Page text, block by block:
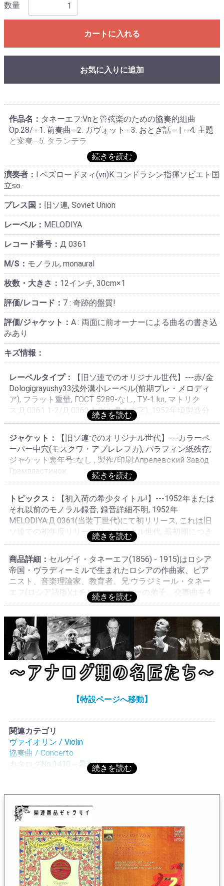
数量
カートに入れる
お気に入りに追加
作品名： タネーエフ:Vnと管弦楽のための協奏的組曲
Op.28/--1. 前奏曲--2. ガヴォット--3. おとぎ話-- | --4. 主題
と変奏--5. タランテラ
演奏者： I.ベズロードヌィ(vn)K.コンドラシン指揮ソビエト国
立so.
プレス国： 旧ソ連, Soviet Union
レーベル： MELODIYA
レコード番号： Д 0361
M/S： モノラル, monaural
枚数・大きさ： 12インチ, 30cm×1
評価/レコード： 7 : 奇跡的盤質!
評価/ジャケット： A : 両面に前オーナーによる曲名の書き込
みあり
キズ情報：
レーベルタイプ：
【旧ソ連でのオリジナル世代】---赤/金
Dologigrayushy33浅外溝小レーベル(前期プレ・メロディ
ア), フラット重量, ГОСТ 5289-なし, TУ-1 kл, マトリク
ス:Д 0361 1-2/Д 0362 1-2(手書き文字), 1952年頃製造分
(最古), モスクワ・アプレレフカ「Aprelevsky」アプリラ
フスキー工場製作
ジャケット：
【旧ソ連でのオリジナル世代】---カラーペ
ーパー中穴(モスクワ・アプレレフカ), パラフィン紙残存,
ジャケット裏年号:.なし , 製作/印刷:Апрелевский Завод
Грампластинок
トピックス：
【初入荷の希少タイトル!】---1952年または
それ以前のモノラル録音, 録音詳細不明, 1952年
MELODIYA:Д 0361(当装丁世代)にて初リリース, これは旧
ソ連での初年度リリース分オリジナル世代, 最初期につき
針の相性が発生する(ステレオ針が合う), 旧ソ連での初録
音!初入荷の希少タイトル!
商品詳細： セルゲイ・タネーエフ(1856) - 1915)はロシア
帝国・ヴラディーミルで生まれたロシアの作曲家、ピア
ニスト、音楽理論家、教育者。兄:ウラジミール・タネー
エフ(ロシア語版)はチャイコフスキーの弟子。交響曲を4
曲、弦楽四重奏曲を7曲など幅広い作品を残した。1878
年よりモスクワ音楽院で教鞭を執り、和声および楽器法
を担当した。1881年に教授に昇格し、亡くなったニコラ
イ・ルビンシテインの跡を継いでピアノ科教授も受け持
った。そして1885年から1889年までの4年間、音楽院院
長も務めた。トルストイと親交があった。作風はチャイ
コフスキー同様保守的であるが、叙情性よりも構築性を
重んじ、対位法を多く駆使しており、「ドイツ的」と称
作品「ヴァイオリンと管弦楽のための協奏的組曲
な作品。ソナタ形式の楽章をあえて避け、色彩豊かでロ
マンティックな作風で楽曲は全5楽章。1956年ダヴィッ
ド・オイストラフがニコライ・マルコ/フィルハーモニア
o.とロンドンでモノラル録音している。この録音は1952
年頃と古く、世界初録音ではないだろうか?MELODIYAで
大胆な筆致で書かれている。愛らしい「ガヴォット」が
魅力的。演奏時間40分以上の堂々たるヴァイオリン協奏
曲で、ソナタ形式の楽章が一つもないので、このタイト
ルとなっている。1909年に書かれた近代作品ながらチャ
イコフスキーを思わせる古典的な名曲である。ロシア・
ロマン派と呼べる、決して有名ではないが名作とされて
いる。意外なほど早い時期にI.ベズロードヌィが録音して
【特設ページへ移動】
関連カテゴリ
ヴァイオリン / Violin
協奏曲 / Concerto
カタログNo.1410～最新号